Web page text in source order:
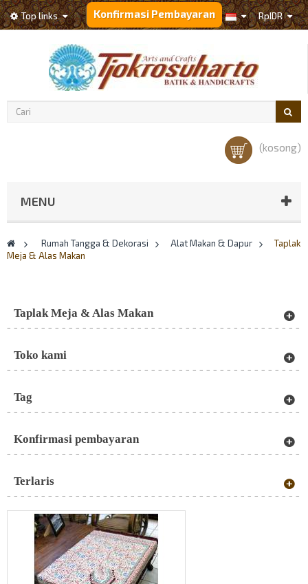
Top links Rp‎IDR
Konfirmasi Pembayaran
(kosong)
MENU
> Rumah Tangga & Dekorasi > Alat Makan & Dapur >
Taplak
Meja & Alas Makan
Taplak Meja & Alas Makan
Toko kami
Tag
Konfirmasi pembayaran
Terlaris